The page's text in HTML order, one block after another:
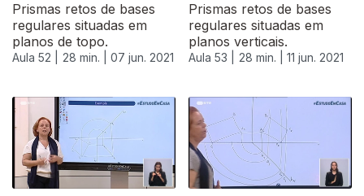
Prismas retos de bases
regulares situadas em
planos de topo.
Aula 52 | 28 min. | 07 jun. 2021
Prismas retos de bases
regulares situadas em
planos verticais.
Aula 53 | 28 min. | 11 jun. 2021